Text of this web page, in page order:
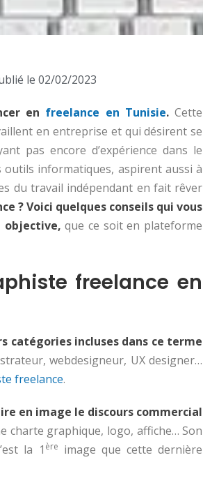
le 02/02/2023
en freelance en Tunisie.Cette
en entreprise et qui désirent se
pas encore d’expérience dans le
informatiques, aspirent aussi à
du travail indépendant en fait rêver
? Voici quelques conseils qui vous
objective,que ce soit en plateforme
freelance en
catégories incluses dans ce terme
webdesigneur, UX designer…
freelance.
en image le discours commercial
charte graphique, logo, affiche… Son
la 1 ère image que cette dernière